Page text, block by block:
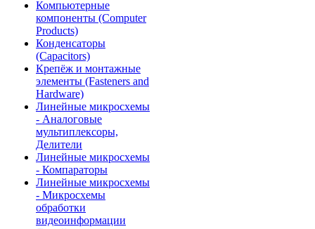
Компьютерные
компоненты (Computer
Products)
Конденсаторы
(Capacitors)
Крепёж и монтажные
элементы (Fasteners and
Hardware)
Линейные микросхемы
- Аналоговые
мультиплексоры,
Делители
Линейные микросхемы
- Компараторы
Линейные микросхемы
- Микросхемы
обработки
видеоинформации